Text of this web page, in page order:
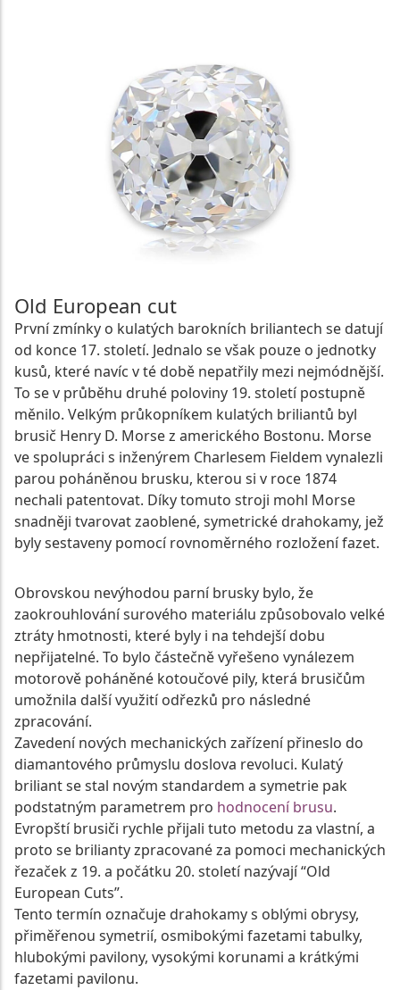
Old European cut
První zmínky o kulatých barokních briliantech se datují
od konce 17. století. Jednalo se však pouze o jednotky
kusů, které navíc v té době nepatřily mezi nejmódnější.
To se v průběhu druhé poloviny 19. století postupně
měnilo. Velkým průkopníkem kulatých briliantů byl
brusič Henry D. Morse z amerického Bostonu. Morse
ve spolupráci s inženýrem Charlesem Fieldem vynalezli
parou poháněnou brusku, kterou si v roce 1874
nechali patentovat. Díky tomuto stroji mohl Morse
snadněji tvarovat zaoblené, symetrické drahokamy, jež
byly sestaveny pomocí rovnoměrného rozložení fazet.
Obrovskou nevýhodou parní brusky bylo, že
zaokrouhlování surového materiálu způsobovalo velké
ztráty hmotnosti, které byly i na tehdejší dobu
nepřijatelné. To bylo částečně vyřešeno vynálezem
motorově poháněné kotoučové pily, která brusičům
umožnila další využití odřezků pro následné
zpracování.
Zavedení nových mechanických zařízení přineslo do
diamantového průmyslu doslova revoluci. Kulatý
briliant se stal novým standardem a symetrie pak
podstatným parametrem pro hodnocení brusu.
Evropští brusiči rychle přijali tuto metodu za vlastní, a
proto se brilianty zpracované za pomoci mechanických
řezaček z 19. a počátku 20. století nazývají “Old
European Cuts”.
Tento termín označuje drahokamy s oblými obrysy,
přiměřenou symetrií, osmibokými fazetami tabulky,
hlubokými pavilony, vysokými korunami a krátkými
fazetami pavilonu.